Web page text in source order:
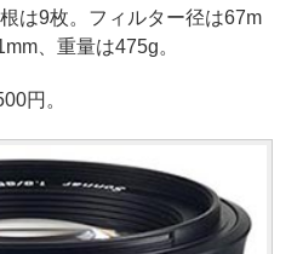
は9枚。フィルター径は67m
、重量は475g。
円。